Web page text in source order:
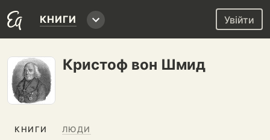
КНИГИ Увійти
Кристоф вон Шмид
КНИГИ ЛЮДИ